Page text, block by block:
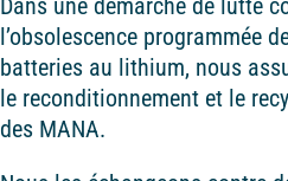
l’obsolescence programmée
batteries au lithium, nous
le reconditionnement et le
des MANA.